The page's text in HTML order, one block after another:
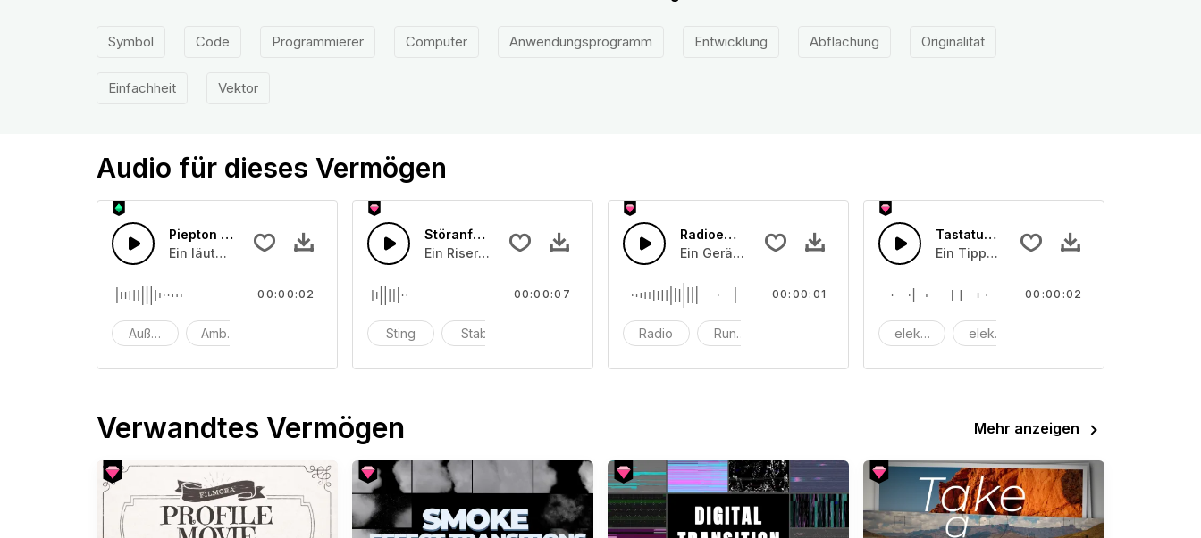
Symbol Code Programmierer Computer Anwendungsprogramm Entwicklung Abflachung Originalität
Einfachheit Vektor
Audio für dieses Vermögen
Piepton Schnittstelle
Ein läutendes Geräusch, das bei einer Datenübertragung ensteht.
AußerirdischAmbiente
00:00:02
Störanfälliges Niesen
Ein Riser-Buzz mit einem cartoonischen Niesen.
Sting Stab
00:00:07
Radioempfang Störung
Ein Geräusch, das bei der Kanalsuche im Radio entsteht.
Radio Rundfunk
00:00:01
Tastaturtypisierung
Ein Tippen einer Computertastatur
elektrisch elektronisch
00:00:02
Verwandtes Vermögen Mehr anzeigen